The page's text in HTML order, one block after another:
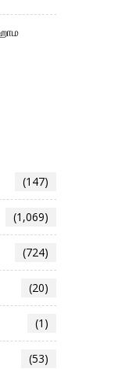
(147)
(1,069)
(724)
(20)
(1)
(53)